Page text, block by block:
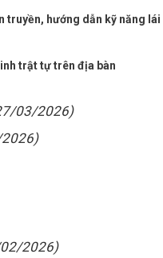
truyền, hướng dẫn kỹ năng lái
trật tự trên địa bàn
03/2026)
2026)